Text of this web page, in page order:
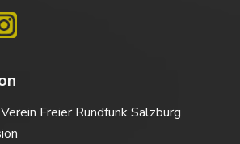
Freier Rundfunk Salzburg